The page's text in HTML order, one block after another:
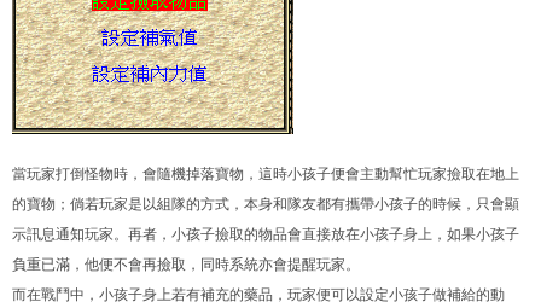
當玩家打倒怪物時，會隨機掉落寶物，這時小孩子便會主動幫忙玩家撿取在地上
的寶物；倘若玩家是以組隊的方式，本身和隊友都有攜帶小孩子的時候，只會顯
示訊息通知玩家。再者，小孩子撿取的物品會直接放在小孩子身上，如果小孩子
負重已滿，他便不會再撿取，同時系統亦會提醒玩家。
而在戰鬥中，小孩子身上若有補充的藥品，玩家便可以設定小孩子做補給的動